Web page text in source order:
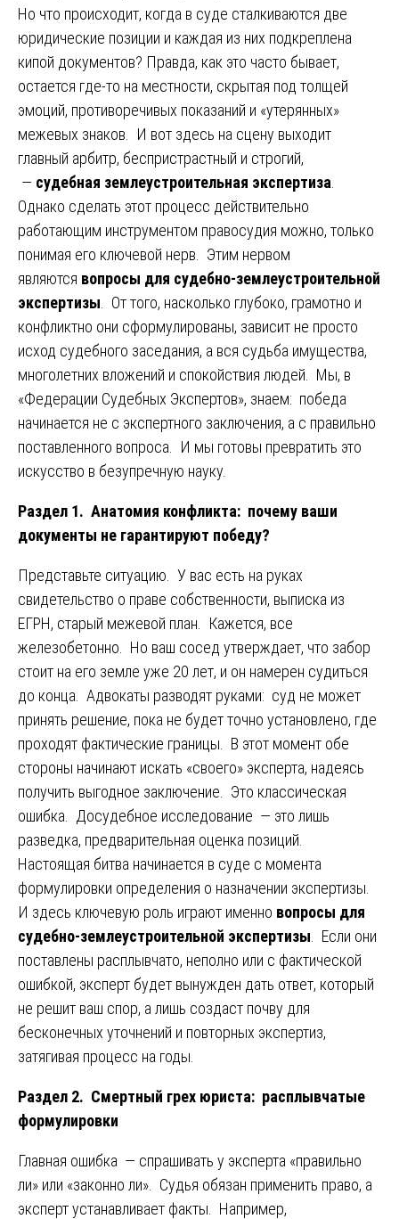
Но что происходит, когда в суде сталкиваются две
юридические позиции и каждая из них подкреплена
кипой документов? Правда, как это часто бывает,
остается где-то на местности, скрытая под толщей
эмоций, противоречивых показаний и «утерянных»
межевых знаков. И вот здесь на сцену выходит
главный арбитр, беспристрастный и строгий,
— судебная землеустроительная экспертиза
Однако сделать этот процесс действительно
работающим инструментом правосудия можно, только
понимая его ключевой нерв. Этим нервом
являются вопросы для судебно-землеустроительной
экспертизы . От того, насколько глубоко, грамотно и
конфликтно они сформулированы, зависит не просто
исход судебного заседания, а вся судьба имущества,
многолетних вложений и спокойствия людей. Мы, в
«Федерации Судебных Экспертов», знаем: победа
начинается не с экспертного заключения, а с правильно
поставленного вопроса. И мы готовы превратить это
искусство в безупречную науку.
Раздел 1. Анатомия конфликта: почему ваши
документы не гарантируют победу?
Представьте ситуацию. У вас есть на руках
свидетельство о праве собственности, выписка из
ЕГРН, старый межевой план. Кажется, все
железобетонно. Но ваш сосед утверждает, что забор
стоит на его земле уже 20 лет, и он намерен судиться
до конца. Адвокаты разводят руками: суд не может
принять решение, пока не будет точно установлено, где
проходят фактические границы. В этот момент обе
стороны начинают искать «своего» эксперта, надеясь
получить выгодное заключение. Это классическая
ошибка. Досудебное исследование — это лишь
разведка, предварительная оценка позиций.
Настоящая битва начинается в суде с момента
формулировки определения о назначении экспертизы.
И здесь ключевую роль играют именно вопросы для
судебно-землеустроительной экспертизы . Если они
поставлены расплывчато, неполно или с фактической
ошибкой, эксперт будет вынужден дать ответ, который
не решит ваш спор, а лишь создаст почву для
бесконечных уточнений и повторных экспертиз,
затягивая процесс на годы.
Раздел 2. Смертный грех юриста: расплывчатые
формулировки
Главная ошибка — спрашивать у эксперта «правильно
ли» или «законно ли». Судья обязан применить право, а
эксперт устанавливает факты. Например,